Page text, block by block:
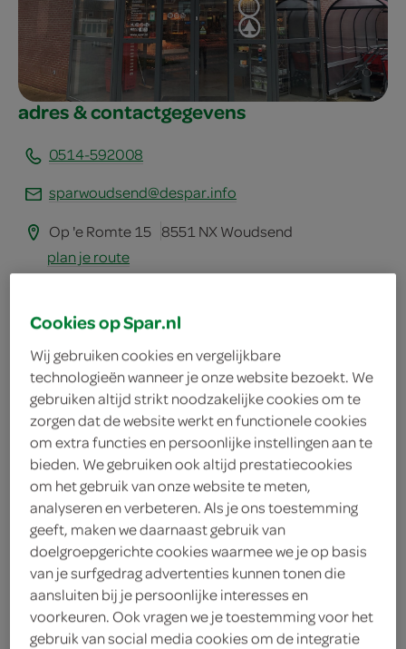
adres & contactgegevens
0514-592008
sparwoudsend@despar.info
Op 'e Romte 15 8551 NX Woudsend
plan je route
bekijk meer vestigingen
KVK 01155696
boodschappen
bestellen
verse broodjes, wraps, snacks
& salades
Cookies op Spar.nl
Wij gebruiken cookies en vergelijkbare
technologieën wanneer je onze website bezoekt. We
gebruiken altijd strikt noodzakelijke cookies om te
zorgen dat de website werkt en functionele cookies
om extra functies en persoonlijke instellingen aan te
bieden. We gebruiken ook altijd prestatiecookies
om het gebruik van onze website te meten,
analyseren en verbeteren. Als je ons toestemming
geeft, maken we daarnaast gebruik van
doelgroepgerichte cookies waarmee we je op basis
van je surfgedrag advertenties kunnen tonen die
aansluiten bij je persoonlijke interesses en
voorkeuren. Ook vragen we je toestemming voor het
gebruik van social media cookies om de integratie